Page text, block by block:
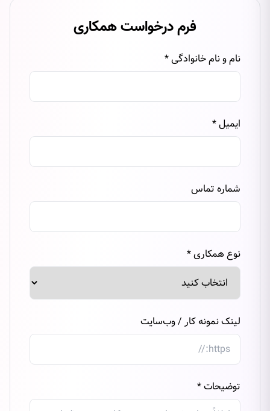
فرم درخواست همکاری
نام و نام خانوادگی *
ایمیل *
شماره تماس
نوع همکاری *
لینک نمونه کار / وب‌سایت
توضیحات *